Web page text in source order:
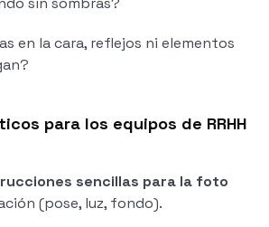
en la cara, reflejos ni elementos
para los equipos de RRHH
sencillas para la foto
(pose, luz, fondo).